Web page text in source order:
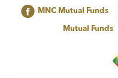
MNC Mutual Funds
Mutual Funds